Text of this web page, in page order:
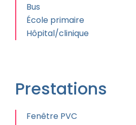
Bus
École primaire
Hôpital/clinique
Prestations
Fenêtre PVC